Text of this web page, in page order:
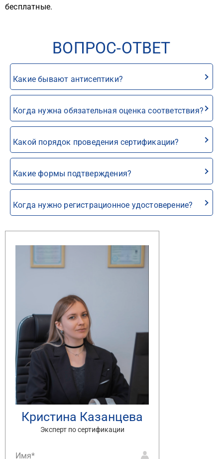
бесплатные.
ВОПРОС-ОТВЕТ
Какие бывают антисептики?
Когда нужна обязательная оценка соответствия?
Какой порядок проведения сертификации?
Какие формы подтверждения?
Когда нужно регистрационное удостоверение?
Кристина Казанцева
Эксперт по сертификации